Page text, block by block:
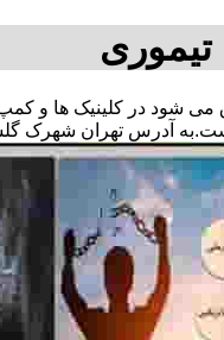
می شود در کلینیک ها و
آدرس تهران شهرک